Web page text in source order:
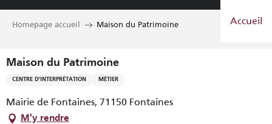
Aller
Accueil
Homepage accueil Maison du Patrimoine
Maison du Patrimoine
CENTRE D'INTERPRÉTATION MÉTIER
Mairie de Fontaines, 71150 Fontaines
M'y rendre